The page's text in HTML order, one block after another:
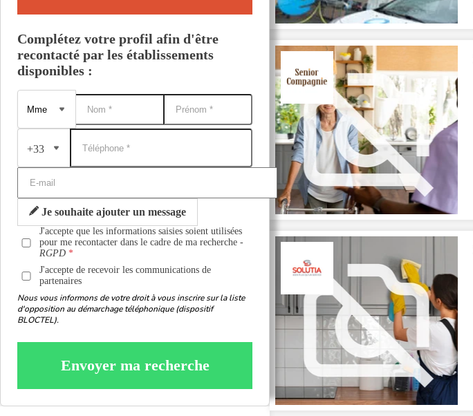
Complétez votre profil afin d'être
recontacté par les établissements
disponibles :
+33
Je souhaite ajouter un message
J'accepte que les informations saisies soient utilisées
pour me recontacter dans le cadre de ma recherche -
RGPD
J'accepte de recevoir les communications de
partenaires
Nous vous informons de votre droit à vous inscrire sur la liste
d'opposition au démarchage téléphonique (dispositif
BLOCTEL).
Envoyer ma recherche